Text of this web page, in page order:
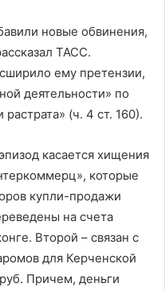
новые обвинения,
ТАСС.
ему претензии,
деятельности» по
(ч. 4 ст. 160).
касается хищения
которые
купли-продажи
на счета
Второй – связан с
для Керченской
Причем, деньги